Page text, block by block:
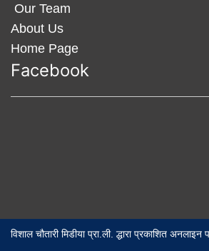
Our Team
About Us
Home Page
Facebook
विशाल चौतारी मिडीया प्रा.ली. द्धारा प्रकाशित